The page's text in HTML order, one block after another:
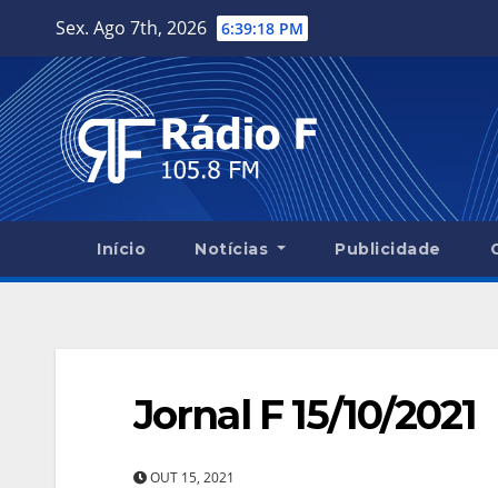
content
Sex. Ago 7th, 2026 6:39:18 PM
Início Notícias Publicidade
Jornal F 15/10/2021
OUT 15, 2021